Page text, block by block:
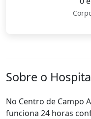
Sobre o
No Centro de Campo
funciona 24 horas